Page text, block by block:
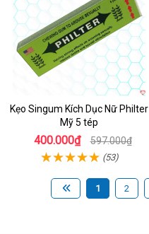
Kẹo Singum Kích Dục Nữ Philter
Mỹ 5 tép
400.000₫ 597.000₫
(53)
1 2